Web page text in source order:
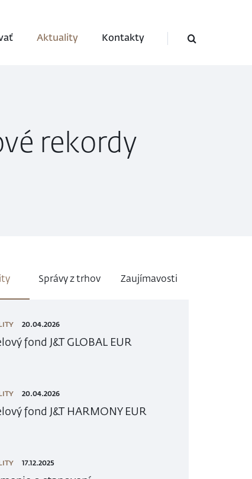
Aktuality Kontakty
rekordy
Správy z trhov Zaujímavosti
20.04.2026
fond J&T GLOBAL EUR
20.04.2026
fond J&T HARMONY EUR
17.12.2025